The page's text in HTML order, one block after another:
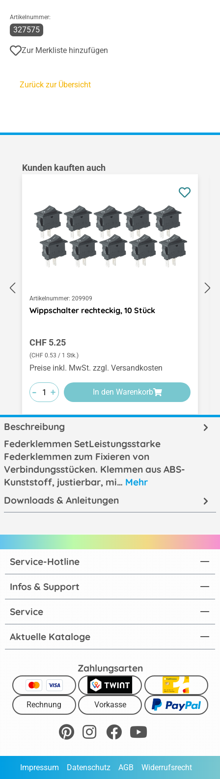
Artikelnummer:
327575
Zur Merkliste hinzufügen
Zurück zur Übersicht
Produktgalerie überspringen
Kunden kauften auch
Artikelnummer: 209909
Wippschalter rechteckig, 10 Stück
Regulärer Preis:
CHF 5.25
(CHF 0.53 / 1 Stk.)
Preise inkl. MwSt. zzgl. Versandkosten
-
-
- +
+
+ In den Warenkorb
Beschreibung
Federklemmen SetLeistungsstarke
Federklemmen zum Fixieren von
Verbindungsstücken. Klemmen aus ABS-
Kunststoff, justierbar, mi… Mehr
Downloads & Anleitungen
Aktuelle Kataloge
Service-Hotline
Infos & Support
Service
Zahlungsarten
Rechnung Vorkasse
Impressum Datenschutz AGB Widerrufsrecht